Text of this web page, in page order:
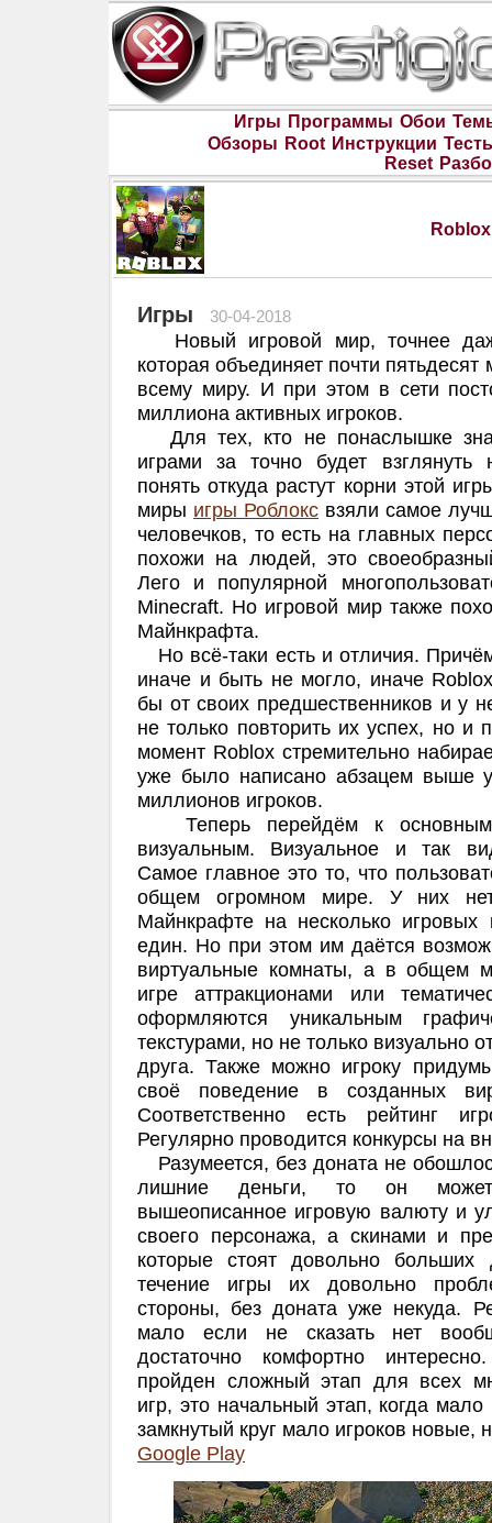
Игры Программы Обои
Обзоры Root Инструкции
Reset
Roblox
Игры 30-04-2018
Новый игровой мир, точнее
которая объединяет почти
всему миру. И при этом в сети
миллиона активных игроков.
Для тех, кто не понаслышке
играми за точно будет
понять откуда растут корни этой
миры игры Роблоксвзяли самое
человечков, то есть на главных
похожи на людей, это
Лего и популярной
Minecraft. Но игровой мир также
Майнкрафта.
Но всё-таки есть и отличия.
иначе и быть не могло, иначе
бы от своих предшественников и у
не только повторить их успех, но и
момент Roblox стремительно
уже было написано абзацем выше
миллионов игроков.
Теперь перейдём к
визуальным. Визуальное и так
Самое главное это то, что
общем огромном мире. У них
Майнкрафте на несколько
един. Но при этом им даётся
виртуальные комнаты, а в общем
игре аттракционами или
оформляются уникальным
текстурами, но не только визуально
друга. Также можно игроку
своё поведение в созданных
Соответственно есть рейтинг
Регулярно проводится конкурсы на
Разумеется, без доната не
лишние деньги, то он
вышеописанное игровую валюту и
своего персонажа, а скинами и
которые стоят довольно больших
течение игры их довольно
стороны, без доната уже некуда.
мало если не сказать нет
достаточно комфортно
пройден сложный этап для всех
игр, это начальный этап, когда мало
замкнутый круг мало игроков новые,
Google Play